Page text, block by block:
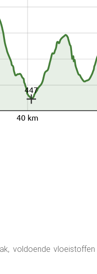
40 km
447
voldoende